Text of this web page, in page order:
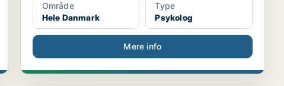
Område
Hele Danmark
Type
Psykolog
Mere info